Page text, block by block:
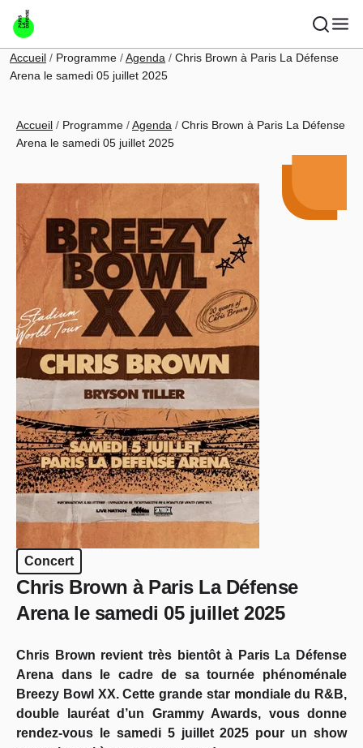
Aller au contenu principal
Fil d'Ariane
Accueil Programme Agenda
Chris Brown à Paris La Défense
Arena le samedi 05 juillet 2025
Fil d'Ariane
Accueil Programme Agenda
Chris Brown à Paris La Défense
Arena le samedi 05 juillet 2025
Concert
Chris Brown à Paris La Défense
Arena le samedi 05 juillet 2025
Chris Brown revient très bientôt à Paris La Défense
Arena dans le cadre de sa tournée phénoménale
Breezy Bowl XX. Cette grande star mondiale du R&B,
double lauréat d’un Grammy Awards, vous donne
rendez-vous le samedi 5 juillet 2025 pour un show